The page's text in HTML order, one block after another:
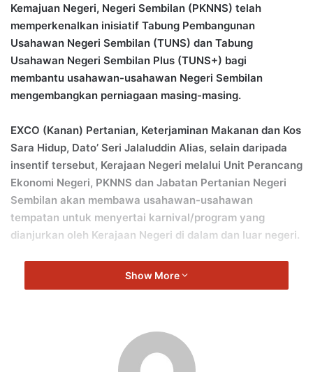
Kemajuan Negeri, Negeri Sembilan (PKNNS) telah
memperkenalkan inisiatif Tabung Pembangunan
Usahawan Negeri Sembilan (TUNS) dan Tabung
Usahawan Negeri Sembilan Plus (TUNS+) bagi
membantu usahawan-usahawan Negeri Sembilan
mengembangkan perniagaan masing-masing.
EXCO (Kanan) Pertanian, Keterjaminan Makanan dan Kos
Sara Hidup, Dato’ Seri Jalaluddin Alias, selain daripada
insentif tersebut, Kerajaan Negeri melalui Unit Perancang
Ekonomi Negeri, PKNNS dan Jabatan Pertanian Negeri
Sembilan akan membawa usahawan-usahawan
tempatan untuk menyertai karnival/program yang
dianjurkan oleh Kerajaan Negeri di dalam dan luar negeri.
“Lembaga Pelancongan Negeri Sembilan (LPNS) sentiasa
mempromosikan industri makanan tempatan Negeri
“Kerajaan Negeri telah mewujudkan pusat pengumpulan,
pemprosesan dan pembungkusan yang tertumpu di
Show More